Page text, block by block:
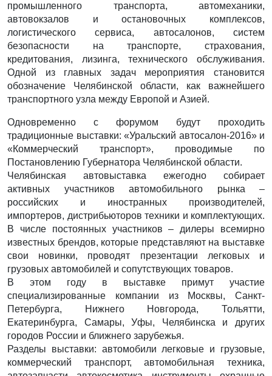
промышленного транспорта, автомеханики,
автовокзалов и остановочных комплексов,
логистического сервиса, автосалонов, систем
безопасности на транспорте, страхования,
кредитования, лизинга, технического обслуживания.
Одной из главных задач мероприятия становится
обозначение Челябинской области, как важнейшего
транспортного узла между Европой и Азией.
Одновременно с форумом будут проходить
традиционные выставки: «Уральский автосалон-2016» и
«Коммерческий транспорт», проводимые по
Постановлению Губернатора Челябинской области.
Челябинская автовыставка ежегодно собирает
активных участников автомобильного рынка –
российских и иностранных производителей,
импортеров, дистрибьюторов техники и комплектующих.
В числе постоянных участников – дилеры всемирно
известных брендов, которые представляют на выставке
свои новинки, проводят презентации легковых и
грузовых автомобилей и сопутствующих товаров.
В этом году в выставке примут участие
специализированные компании из Москвы, Санкт-
Петербурга, Нижнего Новгорода, Тольятти,
Екатеринбурга, Самары, Уфы, Челябинска и других
городов России и ближнего зарубежья.
Разделы выставки: автомобили легковые и грузовые,
коммерческий транспорт, автомобильная техника,